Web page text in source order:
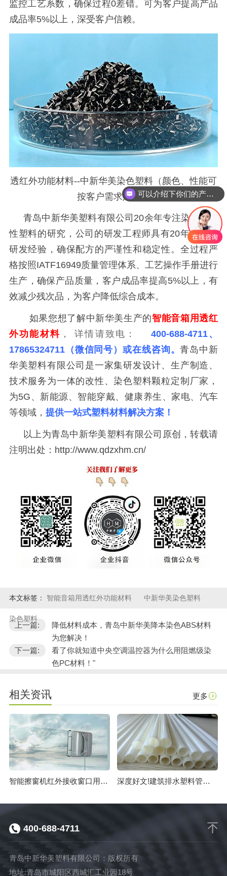
监控工艺系数，确保过程0差错。可为客户提高产品
成品率5%以上，深受客户信赖。
透红外功能材料--中新华美染色塑料（颜色、性能可
按客户需求定制）
青岛中新华美塑料有限公司 20余年专注染色、改
性塑料的研究，公司的研发工程师具有20年以上的
研发经验，确保配方的严谨性和稳定性。全过程严
格按照IATF16949质量管理体系、工艺操作手册进行
生产，确保产品质量，客户成品率提高5%以上，有
效减少残次品，为客户降低综合成本。
如果您想了解中新华美生产的智能音箱用透红
外功能材料 ， 详情请致电：
400-688-4711、
17865324711（微信同号）或在线咨询。青岛中新
华美塑料有限公司是一家集研发设计、生产制造、
技术服务为一体的改性、染色塑料颗粒定制厂家，
为5G、新能源、智能穿戴、健康养生、家电、汽车
等领域， 提供一站式塑料材料解决方案！
以上为青岛中新华美塑料有限公司原创，转载请
注明出处： http://www.qdzxhm.cn/
本文标签： 智能音箱用透红外功能材料 中新华美染色塑料
染色塑料
上一篇:
降低材料成本，青岛中新华美降本染色ABS材料
为您解决！
下一篇:
看了你就知道中央空调温控器为什么用阻燃级染
色PC材料！"
相关资讯 更多
智能擦窗机红外接收窗口用透红外功能材料让科技改变生活 深度好文!建筑排水塑料管用这家的染色ABS料不易碎!
400-688-4711
青岛中新华美塑料有限公司：版权所有
地址:青岛市城阳区西城汇工业园18号
你们是奇美的合资企业吗